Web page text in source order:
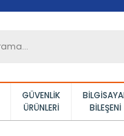
GÜVENLIK
ÜRÜNLERI
BILEŞENI